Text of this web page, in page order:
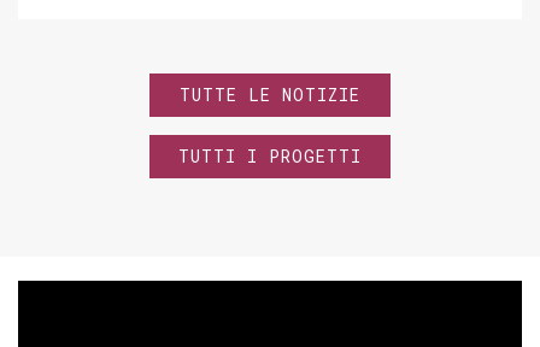
TUTTE LE NOTIZIE
TUTTI I PROGETTI